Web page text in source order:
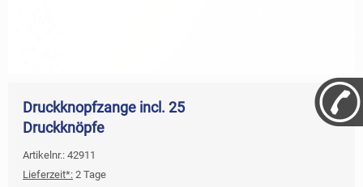
Druckknopfzange incl. 25
Druckknöpfe
Artikelnr.: 42911
Lieferzeit*: 2 Tage